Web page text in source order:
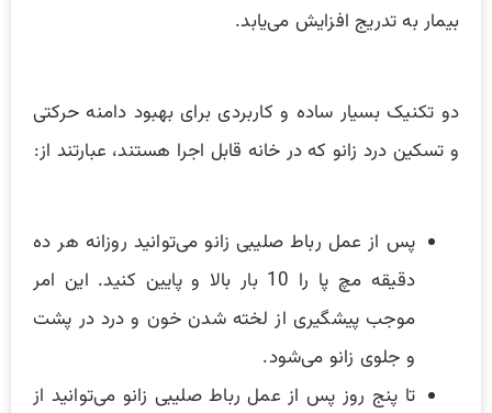
بیمار به تدریج افزایش می‌یابد.
دو تکنیک بسیار ساده و کاربردی برای بهبود دامنه حرکتی
و تسکین درد زانو که در خانه قابل اجرا هستند، عبارتند از:
پس از عمل رباط صلیبی زانو می‌توانید روزانه هر ده
دقیقه مچ پا را 10 بار بالا و پایین کنید. این امر
موجب پیشگیری از لخته شدن خون و درد در پشت
و جلوی زانو می‌شود.
تا پنج روز پس از عمل رباط صلیبی زانو می‌توانید از